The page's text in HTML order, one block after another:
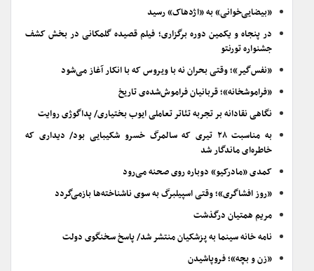
«بیضایی‌خوانی» به «اژدهاک» رسید
در پنجاه و یکمین دوره برگزاری؛ فیلم قصیده گلمکانی در بخش کشف
جشنواره تورنتو
«نفس‌گیر»؛ وقتی بحران نه با ویروس که با انکار آغاز می‌شود
«فراموشخانه»؛ قربانیان فراموش‌شده‌ی تاریخ
نگاهی نقادانه بر تجربه تئاتر تعاملی ایوب بختیاری/ پداگوژی روایت
به مناسبت ۲۸ تیری که سالمرگ خسرو شکیبایی بود/ دیداری که
خاطره‌ای ماندگار شد
کمدی «مادرکیو» دوباره روی صحنه می‌رود
«روز افشاگری»؛ وقتی اسپیلبرگ به سوی ناشناخته‌ها بازمی‌گردد
مریم همتیان درگذشت
نامه خانه سینما به پزشکیان منتشر شد/ پاسخ سخنگوی دولت
«زن و بچه»؛ فروپاشیدن